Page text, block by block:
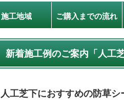
施工地域 ご購入までの流れ
新着施工例のご案内「人工
人工芝下におすすめの防草シ